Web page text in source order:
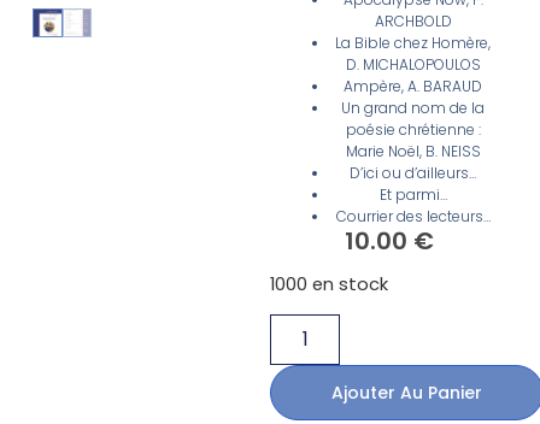
ARCHBOLD
La Bible chez Homère,
D. MICHALOPOULOS
Ampère, A. BARAUD
Un grand nom de la
poésie chrétienne :
Marie Noël, B. NEISS
D’ici ou d’ailleurs…
Et parmi…
Courrier des lecteurs…
10.00 €
1000 en stock
Ajouter Au Panier